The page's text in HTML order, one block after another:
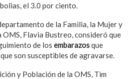
el 3.0 por ciento.
de la Familia, la Mujer y
OMS, Flavia Bustreo, consideró que
de los embarazosque
son susceptibles de agravarse.
y Población de la OMS, Tim